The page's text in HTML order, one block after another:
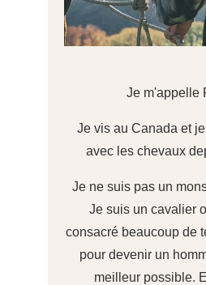
Je m'appelle
Je vis au Canada et
avec les chevaux
Je ne suis pas un
Je suis un cavalier
consacré beaucoup de
pour devenir un
meilleur possible.